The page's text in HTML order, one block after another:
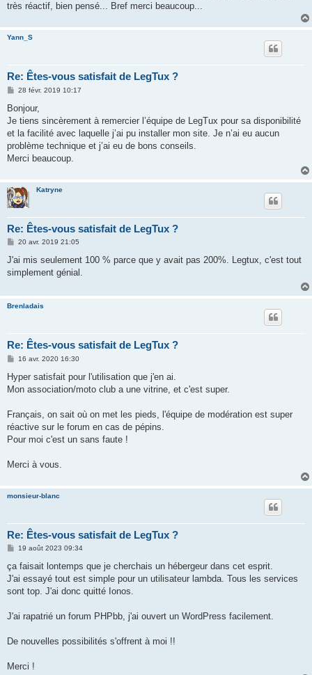
très réactif, bien pensé... Bref merci beaucoup...
Yann_S
Re: Êtes-vous satisfait de LegTux ?
M
s
a
g
28 févr. 2019 10:17
Bonjour,
Je tiens sincèrement à remercier l’équipe de LegTux pour sa disponibilité
et la facilité avec laquelle j’ai pu installer mon site. Je n’ai eu aucun
problème technique et j’ai eu de bons conseils.
Merci beaucoup.
Katryne
Re: Êtes-vous satisfait de LegTux ?
M
s
a
20 avr. 2019 21:05
J'ai mis seulement 100 % parce que y avait pas 200%. Legtux, c'est tout
simplement génial.
Brenladais
Re: Êtes-vous satisfait de LegTux ?
M
s
s
a
16 avr. 2020 16:30
Hyper satisfait pour l'utilisation que j'en ai.
Mon association/moto club a une vitrine, et c'est super.
Français, on sait où on met les pieds, l'équipe de modération est super
réactive sur le forum en cas de pépins.
Pour moi c'est un sans faute !
Merci à vous.
monsieur-blanc
Re: Êtes-vous satisfait de LegTux ?
M
s
a
g
19 août 2023 09:34
ça faisait lontemps que je cherchais un hébergeur dans cet esprit.
J'ai essayé tout est simple pour un utilisateur lambda. Tous les services
sont top. J'ai donc quitté Ionos.
J'ai rapatrié un forum PHPbb, j'ai ouvert un WordPress facilement.
De nouvelles possibilités s'offrent à moi !!
Merci !